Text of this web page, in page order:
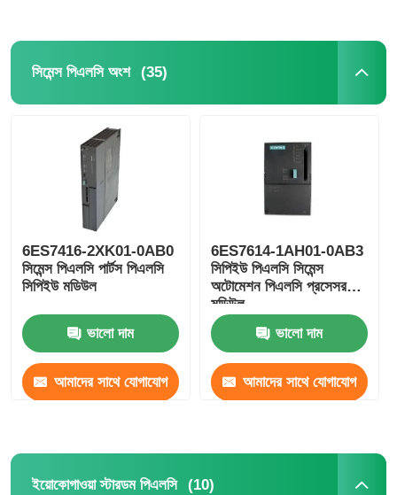
সিমেন্স পিএলসি অংশ (35)
6ES7416-2XK01-0AB0
সিমেন্স পিএলসি পার্টস পিএলসি
সিপিইউ মডিউল
ভালো দাম
আমাদের সাথে যোগাযোগ
6ES7614-1AH01-0AB3
সিপিইউ পিএলসি সিমেন্স
অটোমেশন পিএলসি প্রসেসর
মডিউল
ভালো দাম
আমাদের সাথে যোগাযোগ
ইয়োকোগাওয়া স্টারডম পিএলসি (10)